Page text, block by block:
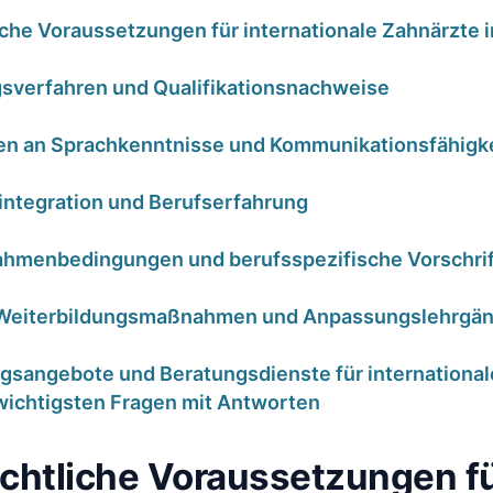
warum
für
2026
Plausibilitätscheck:
Wird dieser Heil-
von der PKV
gekürzt?
Voraussetzungen für internationale Zahnärzte
und⁢ Qualifikationsnachweise
an Sprachkenntnisse und
und⁣ Berufserfahrung
und berufsspezifische
und
und Beratungsdienste für​
Fragen ​mit Antworten
Voraussetzungen